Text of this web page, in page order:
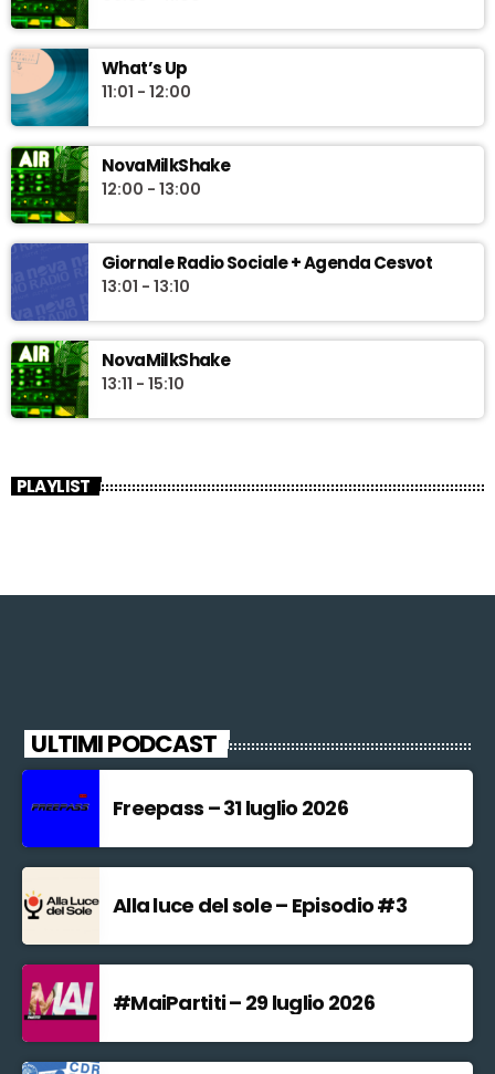
What’s Up
11:01 - 12:00
NovaMilkShake
12:00 - 13:00
Giornale Radio Sociale + Agenda Cesvot
13:01 - 13:10
NovaMilkShake
13:11 - 15:10
PLAYLIST
ULTIMI PODCAST
Freepass – 31 luglio 2026
Alla luce del sole – Episodio #3
#MaiPartiti – 29 luglio 2026